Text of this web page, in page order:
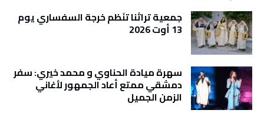
جمعية تراثنا تنَظم خرجة السفساري يوم
13 أوت 2026
سهرة ميادة الحناوي و محمد خيري: سفر
دمشقي ممتع أعاد الجمهور لأغاني
الزمن الجميل